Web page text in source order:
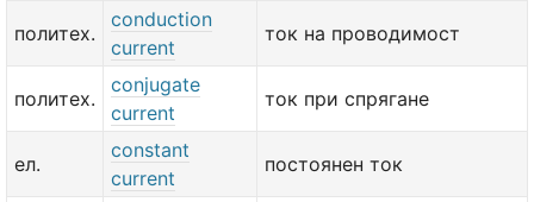
политех.
conduction
current
ток на проводимост
политех.
conjugate
current
ток при спрягане
ел.
constant
current
постоянен ток